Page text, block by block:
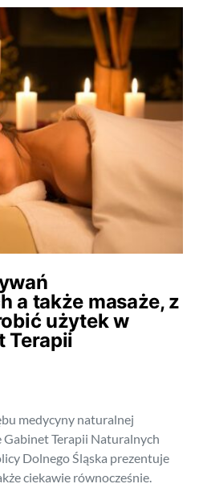
a także masaże, z
użytek w
Terapii
medycyny naturalnej
Gabinet Terapii Naturalnych
Dolnego Śląska prezentuje
ciekawie równocześnie.